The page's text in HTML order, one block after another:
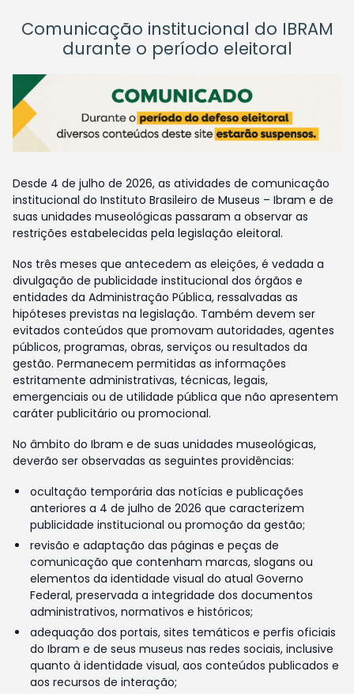
Comunicação institucional do IBRAM
durante o período eleitoral
Desde 4 de julho de 2026, as atividades de comunicação
institucional do Instituto Brasileiro de Museus – Ibram e de
suas unidades museológicas passaram a observar as
restrições estabelecidas pela legislação eleitoral.
Nos três meses que antecedem as eleições, é vedada a
divulgação de publicidade institucional dos órgãos e
entidades da Administração Pública, ressalvadas as
hipóteses previstas na legislação. Também devem ser
evitados conteúdos que promovam autoridades, agentes
públicos, programas, obras, serviços ou resultados da
gestão. Permanecem permitidas as informações
estritamente administrativas, técnicas, legais,
emergenciais ou de utilidade pública que não apresentem
caráter publicitário ou promocional.
No âmbito do Ibram e de suas unidades museológicas,
deverão ser observadas as seguintes providências:
ocultação temporária das notícias e publicações
anteriores a 4 de julho de 2026 que caracterizem
publicidade institucional ou promoção da gestão;
revisão e adaptação das páginas e peças de
comunicação que contenham marcas, slogans ou
elementos da identidade visual do atual Governo
Federal, preservada a integridade dos documentos
administrativos, normativos e históricos;
adequação dos portais, sites temáticos e perfis oficiais
do Ibram e de seus museus nas redes sociais, inclusive
quanto à identidade visual, aos conteúdos publicados e
aos recursos de interação;